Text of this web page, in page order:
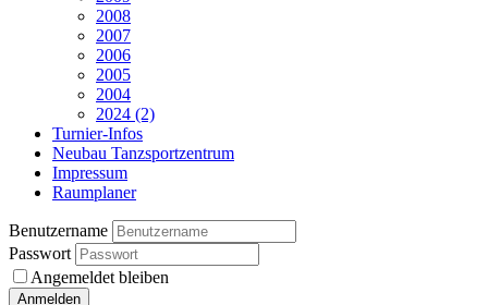
2008
2007
2006
2005
2004
2024 (2)
Turnier-Infos
Neubau Tanzsportzentrum
Impressum
Raumplaner
Benutzername
Passwort
Angemeldet bleiben